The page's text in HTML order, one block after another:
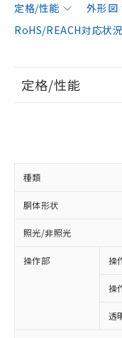
定格/性能 外形図
RoHS/REACH対応状況
定格/性能
種類
胴体形状
照光/非照光
操作部 操
操
透